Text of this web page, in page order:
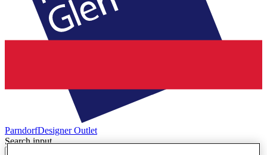
ParndorfDesigner Outlet
Search input